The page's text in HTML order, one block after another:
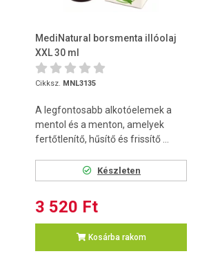
MediNatural borsmenta illóolaj
XXL 30 ml
Cikksz. MNL3135
A legfontosabb alkotóelemek a
mentol és a menton, amelyek
fertőtlenítő, hűsítő és frissítő ...
Készleten
3 520 Ft
Kosárba rakom